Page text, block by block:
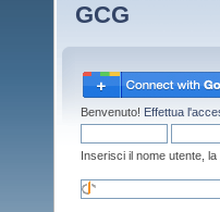
GCG
Benvenuto! Effettua
Inserisci il nome utente,